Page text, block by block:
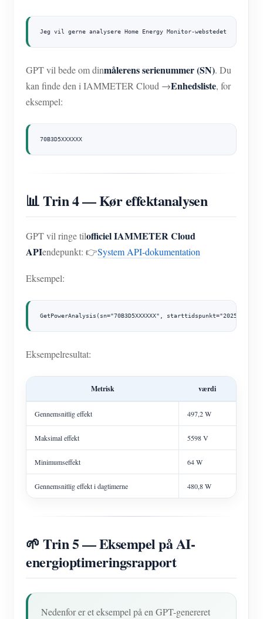
Jeg vil gerne analysere Home Energy Monitor-webstedet
GPT vil bede om dinmålerens serienummer (SN). Du
kan finde den i IAMMETER Cloud →Enhedsliste, for
eksempel:
70B3D5XXXXXX
📊 Trin 4 — Kør effektanalysen
GPT vil ringe tilofficiel IAMMETER Cloud
APIendepunkt: 👉System API-dokumentation
Eksempel:
GetPowerAnalysis(sn="70B3D5XXXXXX", starttidspunkt="2025-11-
Eksempelresultat:
Metrisk værdi
Gennemsnitlig effekt 497,2 W
Maksimal effekt 5598 V
Minimumseffekt 64 W
Gennemsnitlig effekt i dagtimerne 480,8 W
🌱 Trin 5 — Eksempel på AI-
energioptimeringsrapport
Nedenfor er et eksempel på en GPT-genereret